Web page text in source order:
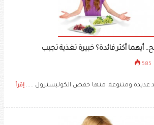
أيهما أكثر فائدة؟ خبيرة تغذية تجيب
585
عديدة ومتنوعة، منها خفض الكوليسترول ..... إقرأ